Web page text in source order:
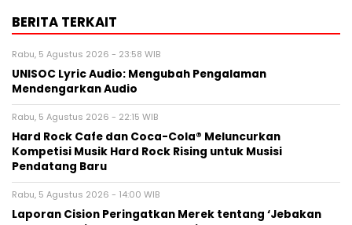
BERITA TERKAIT
Rabu, 5 Agustus 2026 - 23:58 WIB
UNISOC Lyric Audio: Mengubah Pengalaman
Mendengarkan Audio
Rabu, 5 Agustus 2026 - 22:15 WIB
Hard Rock Cafe dan Coca-Cola® Meluncurkan
Kompetisi Musik Hard Rock Rising untuk Musisi
Pendatang Baru